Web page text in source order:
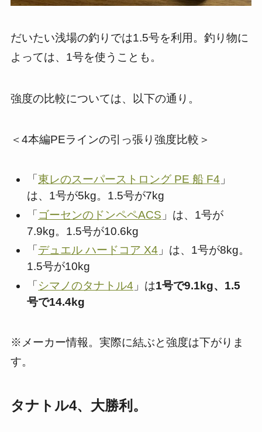
だいたい浅場の釣りでは1.5号を利用。釣り物に
よっては、1号を使うことも。
強度の比較については、以下の通り。
＜4本編PEラインの引っ張り強度比較＞
「東レのスーパーストロング PE 船 F4 」
は、1号が5kg。1.5号が7kg
「ゴーセンのドンペペACS 」は、1号が
7.9kg。1.5号が10.6kg
「 デュエル ハードコア X4 」は、1号が8kg。
1.5号が10kg
「 シマノのタナトル4 」は1号で9.1kg、1.5
号で14.4kg
※メーカー情報。実際に結ぶと強度は下がりま
す。
タナトル4、大勝利。